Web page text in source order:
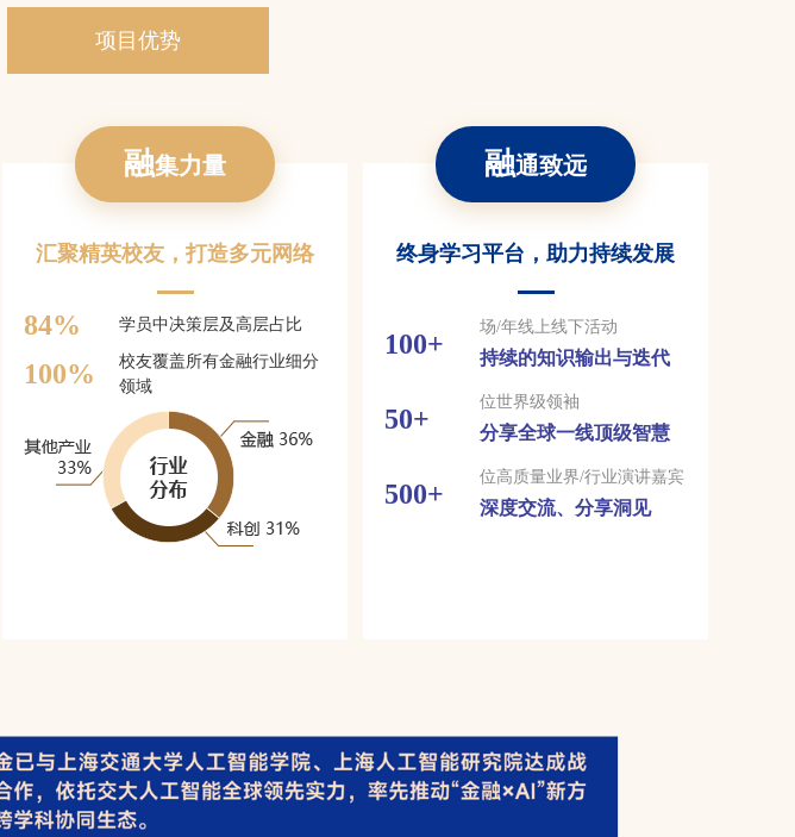
项目优势
融集力量
汇聚精英校友，打造多元网络
84% 学员中决策层及高层占比
100%
校友覆盖所有金融行业细分
领域
融通致远
终身学习平台，助力持续发展
100+
场/年线上线下活动
持续的知识输出与迭代
50+
位世界级领袖
分享全球一线顶级智慧
500+
位高质量业界/行业演讲嘉宾
深度交流、分享洞见